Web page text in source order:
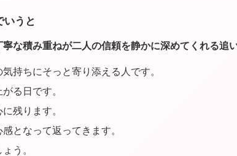
いうと
な積み重ねが二人の信頼を静かに深めてくれる追
持ちにそっと寄り添える人です。
る日です。
残ります。
となって返ってきます。
う。